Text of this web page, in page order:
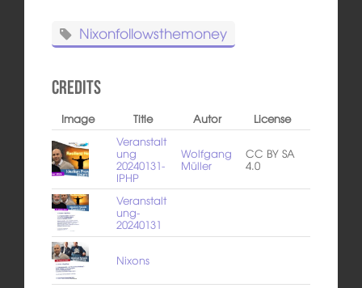
Nixonfollowsthemoney
Credits
Image Title Autor
License
Veranstalt
ung
20240131-
IPHP
Wolfgang
Müller
CC BY SA
4.0
Veranstalt
ung-
20240131
Nixons